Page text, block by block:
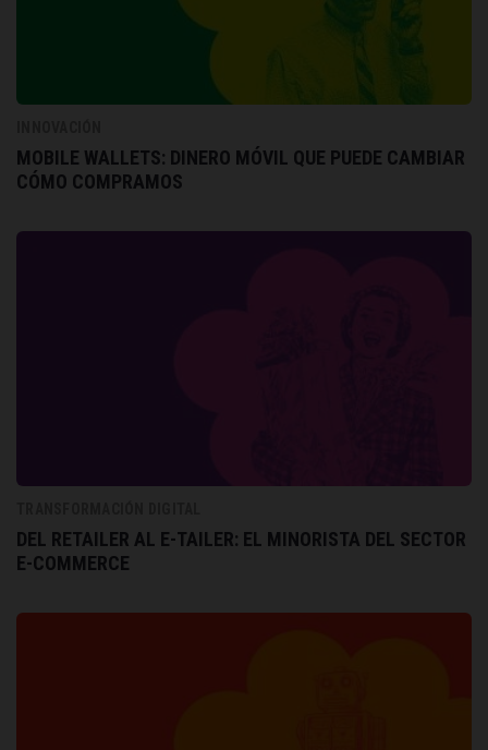
MOBILE WALLETS: DINERO MÓVIL QUE PUEDE CAMBIAR
CÓMO COMPRAMOS
DEL RETAILER AL E-TAILER: EL MINORISTA DEL SECTOR
E-COMMERCE